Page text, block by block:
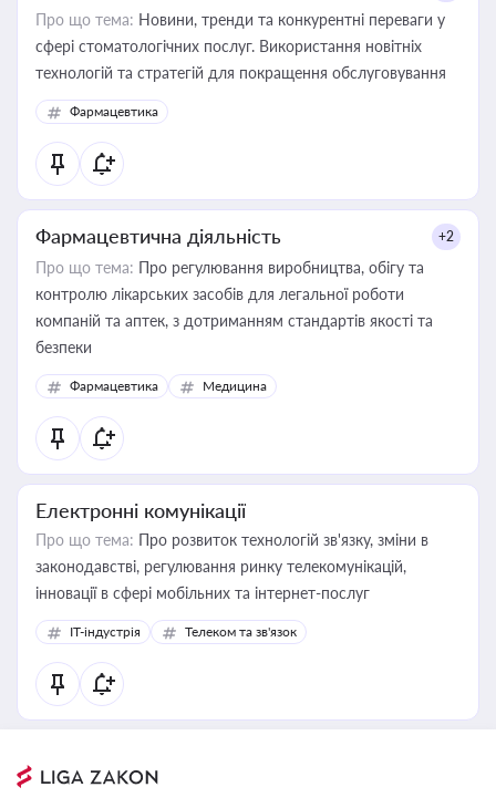
Про що тема: Новини, тренди та конкурентні переваги у
сфері стоматологічних послуг. Використання новітніх
технологій та стратегій для покращення обслуговування
Фармацевтика
Фармацевтична діяльність +2
Про що тема: Про регулювання виробництва, обігу та
контролю лікарських засобів для легальної роботи
компаній та аптек, з дотриманням стандартів якості та
безпеки
Фармацевтика Медицина
Електронні комунікації
Про що тема: Про розвиток технологій зв'язку, зміни в
законодавстві, регулювання ринку телекомунікацій,
інновації в сфері мобільних та інтернет-послуг
IT-індустрія Телеком та зв'язок